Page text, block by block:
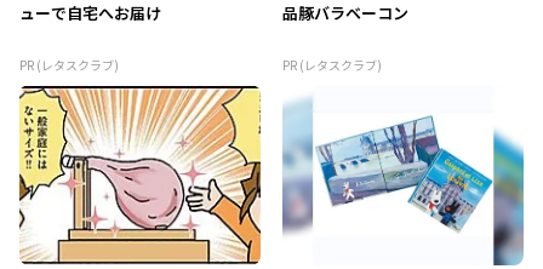
ューで自宅へお届け
PR (レタスクラブ)
品豚バラベーコン
PR (レタスクラブ)